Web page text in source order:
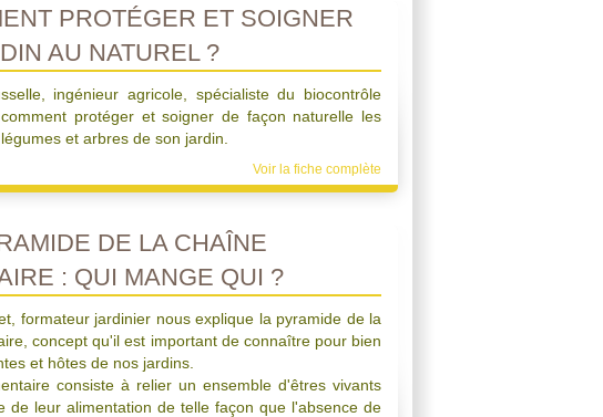
PROTÉGER ET SOIGNER
AU NATUREL ?
ingénieur agricole, spécialiste du biocontrôle
protéger et soigner de façon naturelle les
et arbres de son jardin.
Voir la fiche complète
DE LA CHAÎNE
: QUI MANGE QUI ?
formateur jardinier nous explique la pyramide de la
concept qu'il est important de connaître pour bien
et hôtes de nos jardins.
consiste à relier un ensemble d'êtres vivants
de leur alimentation de telle façon que l'absence de